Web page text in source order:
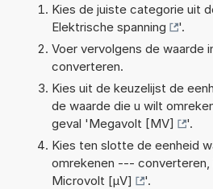
Kies de juiste categorie uit
Elektrische spanning
'.
Voer vervolgens de waarde
converteren.
Kies uit de keuzelijst de
de waarde die u wilt
geval 'Megavolt [MV]
'.
Kies ten slotte de eenheid
omrekenen --- converteren,
Microvolt [µV]
'.